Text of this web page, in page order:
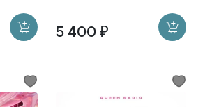
5 400 ₽